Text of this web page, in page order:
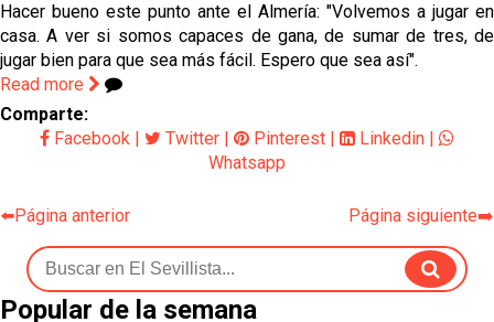
Hacer bueno este punto ante el Almería: "Volvemos a jugar en
casa. A ver si somos capaces de gana, de sumar de tres, de
jugar bien para que sea más fácil. Espero que sea así".
Read more
Comparte:
Facebook
Twitter Pinterest Linkedin
Whatsapp
⬅️Página anterior Página siguiente➡️
Popular de la semana